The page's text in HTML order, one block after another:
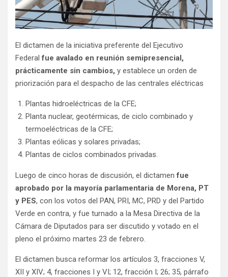
El dictamen de la iniciativa preferente del Ejecutivo
Federalfue avalado en reunión semipresencial,
prácticamente sin cambios, y establece un orden de
priorización para el despacho de las centrales eléctricas
Plantas hidroeléctricas de la CFE;
Planta nuclear, geotérmicas, de ciclo combinado y
termoeléctricas de la CFE;
Plantas eólicas y solares privadas;
Plantas de ciclos combinados privadas.
Luego de cinco horas de discusión, el dictamenfue
aprobado por la mayoría parlamentaria de Morena, PT
y PES, con los votos del PAN, PRI, MC, PRD y del Partido
Verde en contra, y fue turnado a la Mesa Directiva de la
Cámara de Diputados para ser discutido y votado en el
pleno el próximo martes 23 de febrero.
El dictamen busca reformar los artículos 3, fracciones V,
XII y XIV; 4, fracciones I y VI; 12, fracción I; 26; 35, párrafo